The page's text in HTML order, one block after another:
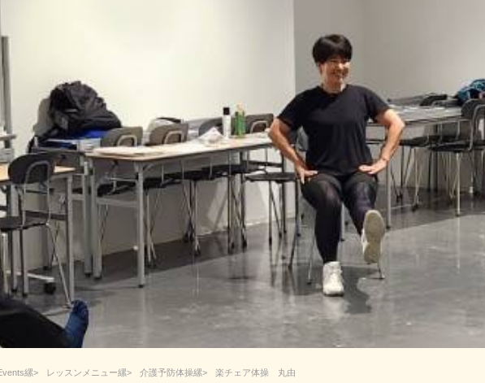
レッスンメニュー 介護予防体操 楽チェア体操 丸由